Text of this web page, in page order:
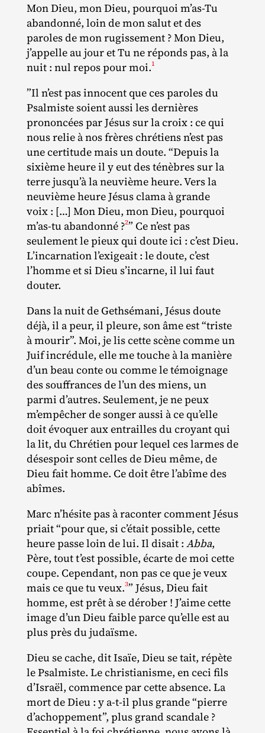
Mon Dieu, mon Dieu, pourquoi m’as-Tu
abandonné, loin de mon salut et des
paroles de mon rugissement ? Mon Dieu,
j’appelle au jour et Tu ne réponds pas, à la
nuit : nul repos pour moi.1
”Il n’est pas innocent que ces paroles du
Psalmiste soient aussi les dernières
prononcées par Jésus sur la croix : ce qui
nous relie à nos frères chrétiens n’est pas
une certitude mais un doute. “Depuis la
sixième heure il y eut des ténèbres sur la
terre jusqu’à la neuvième heure. Vers la
neuvième heure Jésus clama à grande
voix : […] Mon Dieu, mon Dieu, pourquoi
m’as-tu abandonné ?2” Ce n’est pas
seulement le pieux qui doute ici : c’est Dieu.
L’incarnation l’exigeait : le doute, c’est
l’homme et si Dieu s’incarne, il lui faut
douter.
Dans la nuit de Gethsémani, Jésus doute
déjà, il a peur, il pleure, son âme est “triste
à mourir”. Moi, je lis cette scène comme un
Juif incrédule, elle me touche à la manière
d’un beau conte ou comme le témoignage
des souffrances de l’un des miens, un
parmi d’autres. Seulement, je ne peux
m’empêcher de songer aussi à ce qu’elle
doit évoquer aux entrailles du croyant qui
la lit, du Chrétien pour lequel ces larmes de
désespoir sont celles de Dieu même, de
Dieu fait homme. Ce doit être l’abîme des
abîmes.
Marc n’hésite pas à raconter comment Jésus
priait “pour que, si c’était possible, cette
heure passe loin de lui. Il disait : Abba,
Père, tout t’est possible, écarte de moi cette
coupe. Cependant, non pas ce que je veux
mais ce que tu veux.3” Jésus, Dieu fait
homme, est prêt à se dérober ! J’aime cette
image d’un Dieu faible parce qu’elle est au
plus près du judaïsme.
Dieu se cache, dit Isaïe, Dieu se tait, répète
le Psalmiste. Le christianisme, en ceci fils
d’Israël, commence par cette absence. La
mort de Dieu : y a‑t‐​il plus grande “pierre
d’achoppement”, plus grand scandale ?